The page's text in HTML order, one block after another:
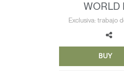
WORLD
Exclusiva: trabajo
BUY